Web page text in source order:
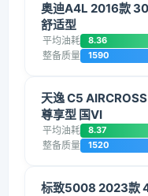
奥迪A4L 2016款
舒适型
平均油耗 8.36
整备质量 1590
天逸 C5
尊享型 国VI
平均油耗 8.37
整备质量 1520
标致5008 2023款